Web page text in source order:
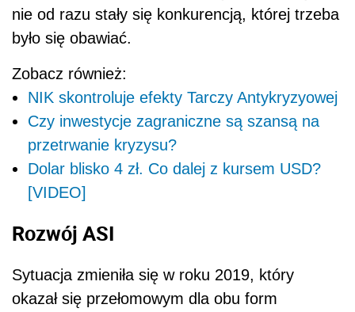
nie od razu stały się konkurencją, której trzeba
było się obawiać.
Zobacz również:
NIK skontroluje efekty Tarczy Antykryzyowej
Czy inwestycje zagraniczne są szansą na
przetrwanie kryzysu?
Dolar blisko 4 zł. Co dalej z kursem USD?
[VIDEO]
Rozwój ASI
Sytuacja zmieniła się w roku 2019, który
okazał się przełomowym dla obu form